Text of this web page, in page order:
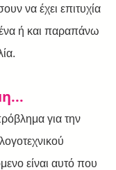
να έχει επιτυχία
ή και παραπάνω
για την
είναι αυτό που